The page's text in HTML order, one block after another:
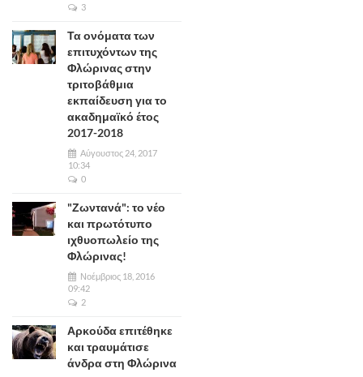
3
Τα ονόματα των
επιτυχόντων της
Φλώρινας στην
τριτοβάθμια
εκπαίδευση για το
ακαδημαϊκό έτος
2017-2018
Αύγουστος 24, 2017
10:34
0
"Ζωντανά": το νέο
και πρωτότυπο
ιχθυοπωλείο της
Φλώρινας!
Νοέμβριος 18, 2016
09:42
2
Αρκούδα επιτέθηκε
και τραυμάτισε
άνδρα στη Φλώρινα